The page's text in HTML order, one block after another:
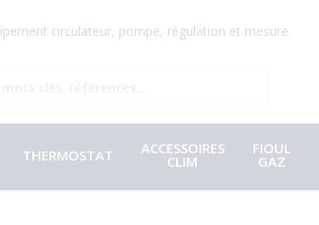
circulateur, pompe, régulation et mesure.
THERMOSTAT ACCESSOIRES
CLIM
FIOUL
GAZ